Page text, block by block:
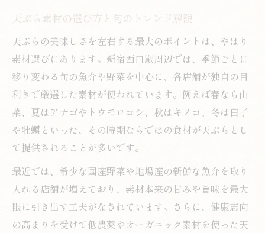
トレンド素材で楽しむ天ぷらランチ体験
天ぷらが引き出す旬素材の味わい方
今注目の天ぷら素材とその選び方
天ぷらを極める今どきの素材トレンド
天ぷらの最新素材トレンド徹底リサーチ
新宿西口駅周辺で流行中の天ぷら素材
伝統と進化が交差する天ぷら素材選び
今どき天ぷらの素材選定ポイント紹介
素材重視の天ぷらが映える至福の瞬間
天ぷら素材の良さが際立つ食事の醍醐味
天ぷら素材の選び方と旬のトレンド解説
天ぷらの美味しさを左右する最大のポイントは、やはり
素材選びにあります。新宿西口駅周辺では、季節ごとに
移り変わる旬の魚介や野菜を中心に、各店舗が独自の目
利きで厳選した素材が使われています。例えば春なら山
菜、夏はアナゴやトウモロコシ、秋はキノコ、冬は白子
や牡蠣といった、その時期ならではの食材が天ぷらとし
て提供されることが多いです。
最近では、希少な国産野菜や地場産の新鮮な魚介を取り
入れる店舗が増えており、素材本来の甘みや旨味を最大
限に引き出す工夫がなされています。さらに、健康志向
の高まりを受けて低農薬やオーガニック素材を使った天